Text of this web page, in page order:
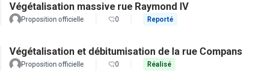
Végétalisation massive rue Raymond IV
Proposition officielle 0 Reporté
Végétalisation et débitumisation de la rue Compans
Proposition officielle 0 Réalisé